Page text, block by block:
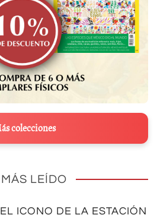
colecciones
MÁS LEÍDO
ICONO DE LA ESTACIÓN